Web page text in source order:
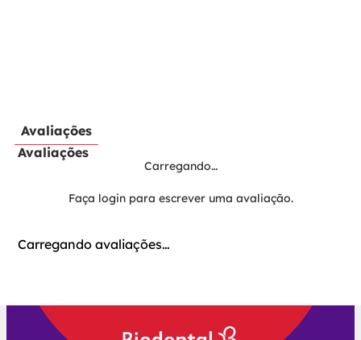
Avaliações
Avaliações
Carregando…
Faça login para escrever uma avaliação.
Carregando avaliações…